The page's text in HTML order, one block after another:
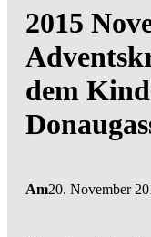
2015
dem
Am20. November